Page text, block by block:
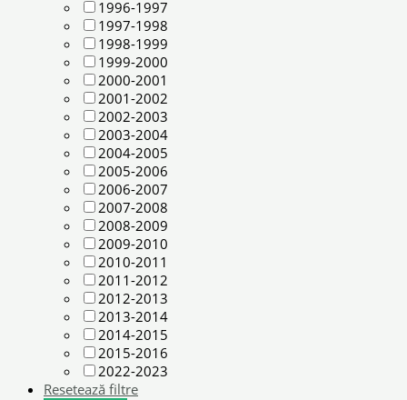
1996-1997
1997-1998
1998-1999
1999-2000
2000-2001
2001-2002
2002-2003
2003-2004
2004-2005
2005-2006
2006-2007
2007-2008
2008-2009
2009-2010
2010-2011
2011-2012
2012-2013
2013-2014
2014-2015
2015-2016
2022-2023
Resetează filtre